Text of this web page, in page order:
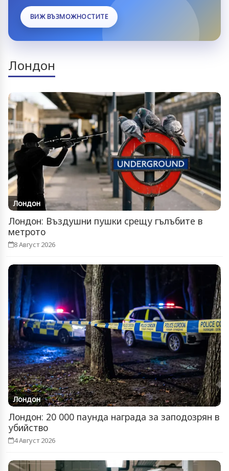
ВИЖ ВЪЗМОЖНОСТИТЕ
Лондон
Лондон
Лондон: Въздушни пушки срещу гълъбите в
метрото
8 Август 2026
Лондон
Лондон: 20 000 паунда награда за заподозрян в
убийство
4 Август 2026